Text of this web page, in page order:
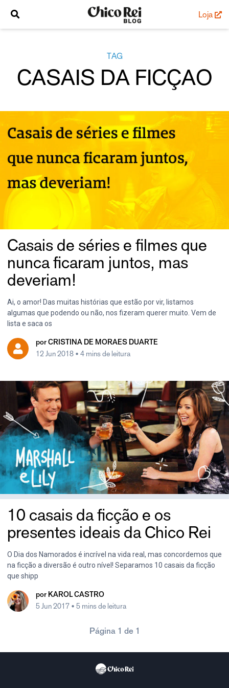
Loja
TAG
CASAIS DA FICÇAO
Casais de séries e filmes que
nunca ficaram juntos, mas
deveriam!
Ai, o amor! Das muitas histórias que estão por vir, listamos
algumas que podendo ou não, nos fizeram querer muito. Vem de
lista e saca os
por CRISTINA DE MORAES DUARTE
12 Jun 2018 • 4 mins de leitura
10 casais da ficção e os
presentes ideais da Chico Rei
O Dia dos Namorados é incrível na vida real, mas concordemos que
na ficção a diversão é outro nível! Separamos 10 casais da ficção
que shipp
por KAROL CASTRO
5 Jun 2017 • 5 mins de leitura
Página 1 de 1